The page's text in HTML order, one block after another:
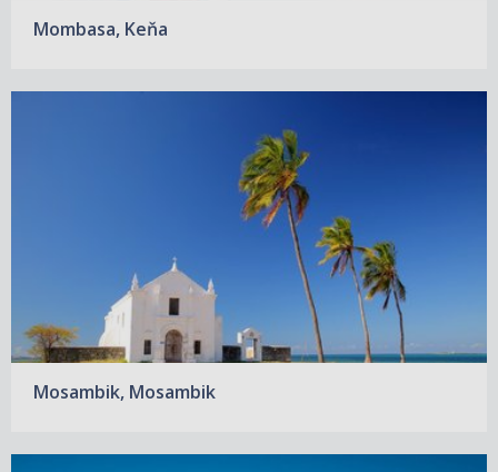
Mombasa, Keňa
Mosambik, Mosambik